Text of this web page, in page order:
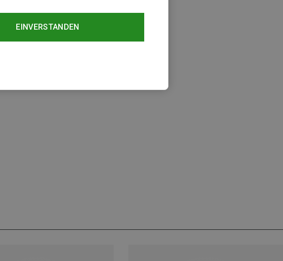
EINVERSTANDEN